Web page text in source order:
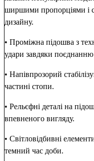
ширшими пропорціями і
дизайну.
• Проміжна підошва з
удари завдяки поєднанню
• Напівпрозорий
частині стопи.
• Рельєфні деталі на
впевненого вигляду.
• Світловідбивні
темний час доби.